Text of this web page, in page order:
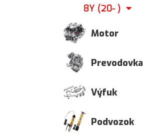
8Y (20- )
Motor
Prevodovka
Výfuk
Podvozok